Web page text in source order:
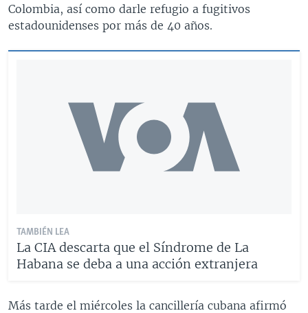
Colombia, así como darle refugio a fugitivos
estadounidenses por más de 40 años.
TAMBIÉN LEA
La CIA descarta que el Síndrome de La
Habana se deba a una acción extranjera
Más tarde el miércoles la cancillería cubana afirmó